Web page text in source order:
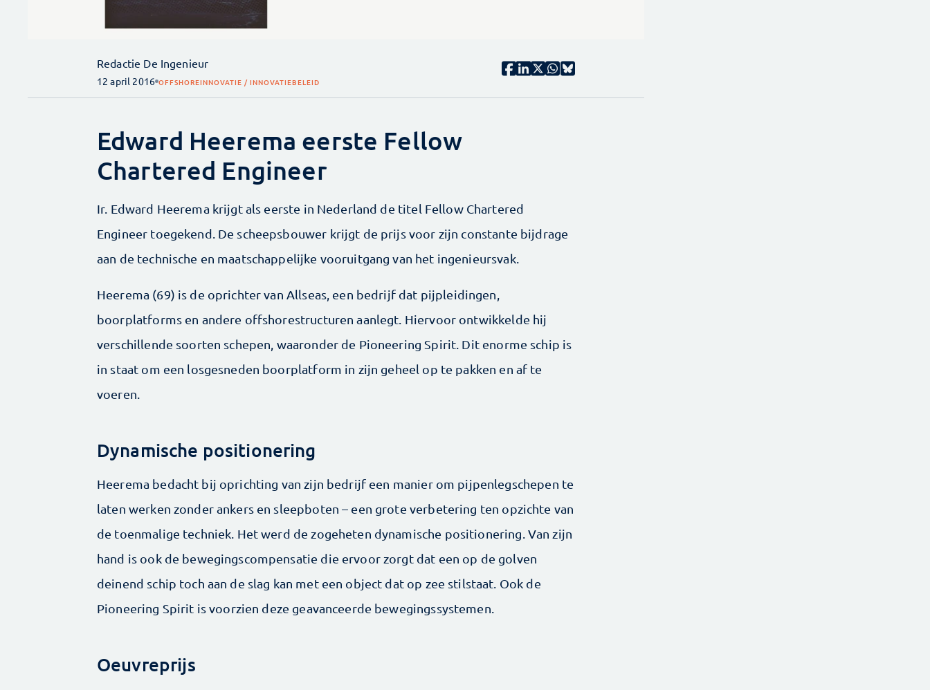
Redactie De Ingenieur
12 april 2016 OFFSHOREINNOVATIE / INNOVATIEBELEID
Edward Heerema eerste Fellow
Chartered Engineer
Ir. Edward Heerema krijgt als eerste in Nederland de titel Fellow Chartered
Engineer toegekend. De scheepsbouwer krijgt de prijs voor zijn constante bijdrage
aan de technische en maatschappelijke vooruitgang van het ingenieursvak.
Heerema (69) is de oprichter van Allseas, een bedrijf dat pijpleidingen,
boorplatforms en andere offshorestructuren aanlegt. Hiervoor ontwikkelde hij
verschillende soorten schepen, waaronder de Pioneering Spirit. Dit enorme schip is
in staat om een losgesneden boorplatform in zijn geheel op te pakken en af te
voeren.
Dynamische positionering
Heerema bedacht bij oprichting van zijn bedrijf een manier om pijpenlegschepen te
laten werken zonder ankers en sleepboten – een grote verbetering ten opzichte van
de toenmalige techniek. Het werd de zogeheten dynamische positionering. Van zijn
hand is ook de bewegingscompensatie die ervoor zorgt dat een op de golven
deinend schip toch aan de slag kan met een object dat op zee stilstaat. Ook de
Pioneering Spirit is voorzien deze geavanceerde bewegingssystemen.
Oeuvreprijs